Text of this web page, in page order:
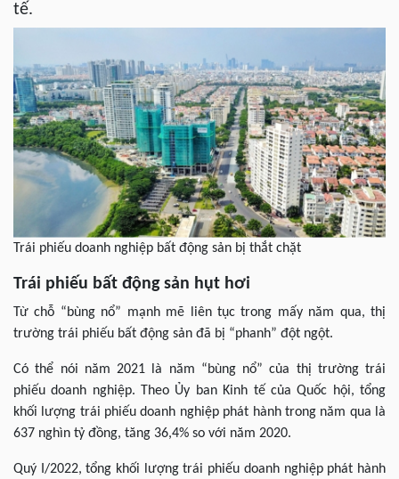
tế.
Trái phiếu doanh nghiệp bất động sản bị thắt chặt
Trái phiếu bất động sản hụt hơi
Từ chỗ “bùng nổ” mạnh mẽ liên tục trong mấy năm qua, thị
trường trái phiếu bất động sản đã bị “phanh” đột ngột.
Có thể nói năm 2021 là năm “bùng nổ” của thị trường trái
phiếu doanh nghiệp. Theo Ủy ban Kinh tế của Quốc hội, tổng
khối lượng trái phiếu doanh nghiệp phát hành trong năm qua là
637 nghìn tỷ đồng, tăng 36,4% so với năm 2020.
Quý I/2022, tổng khối lượng trái phiếu doanh nghiệp phát hành